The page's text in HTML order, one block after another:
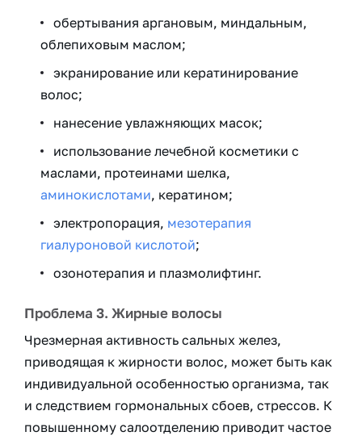
обертывания аргановым, миндальным,
облепиховым маслом;
экранирование или кератинирование
волос;
нанесение увлажняющих масок;
использование лечебной косметики с
маслами, протеинами шелка,
аминокислотами, кератином;
электропорация, мезотерапия
гиалуроновой кислотой;
озонотерапия и плазмолифтинг.
Проблема 3. Жирные волосы
Чрезмерная активность сальных желез,
приводящая к жирности волос, может быть как
индивидуальной особенностью организма, так
и следствием гормональных сбоев, стрессов. К
повышенному салоотделению приводит частое